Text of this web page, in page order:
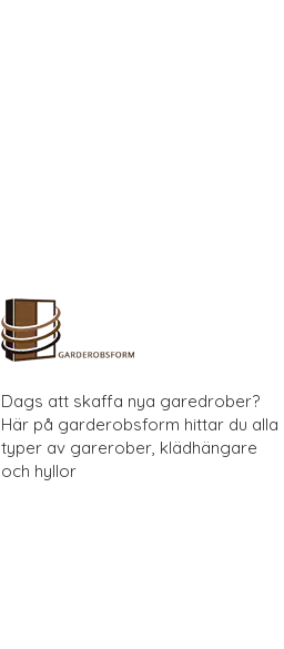
Dags att skaffa nya garedrober?
Här på garderobsform hittar du alla
typer av garerober, klädhängare
och hyllor